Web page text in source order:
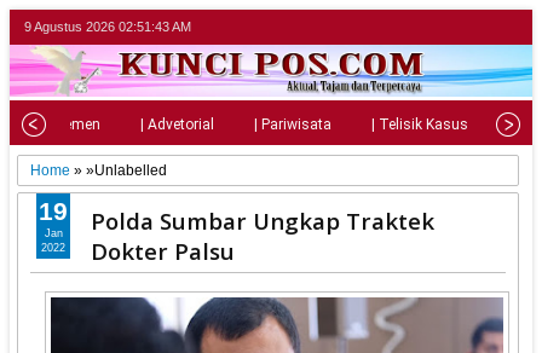
9 Agustus 2026 02:51:45 AM
| Parlemen | Advetorial | Pariwisata | Telisik Kasus |
Home » »Unlabelled
Polda Sumbar Ungkap Traktek
Dokter Palsu
19
Jan
2022